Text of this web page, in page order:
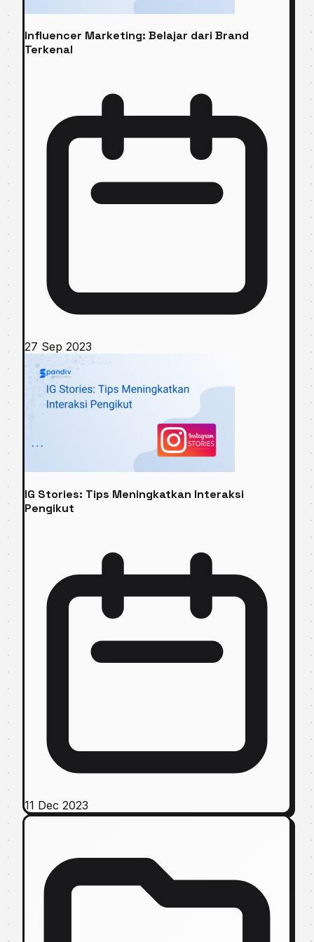
Influencer Marketing: Belajar dari Brand
Terkenal
27 Sep 2023
IG Stories: Tips Meningkatkan Interaksi
Pengikut
11 Dec 2023